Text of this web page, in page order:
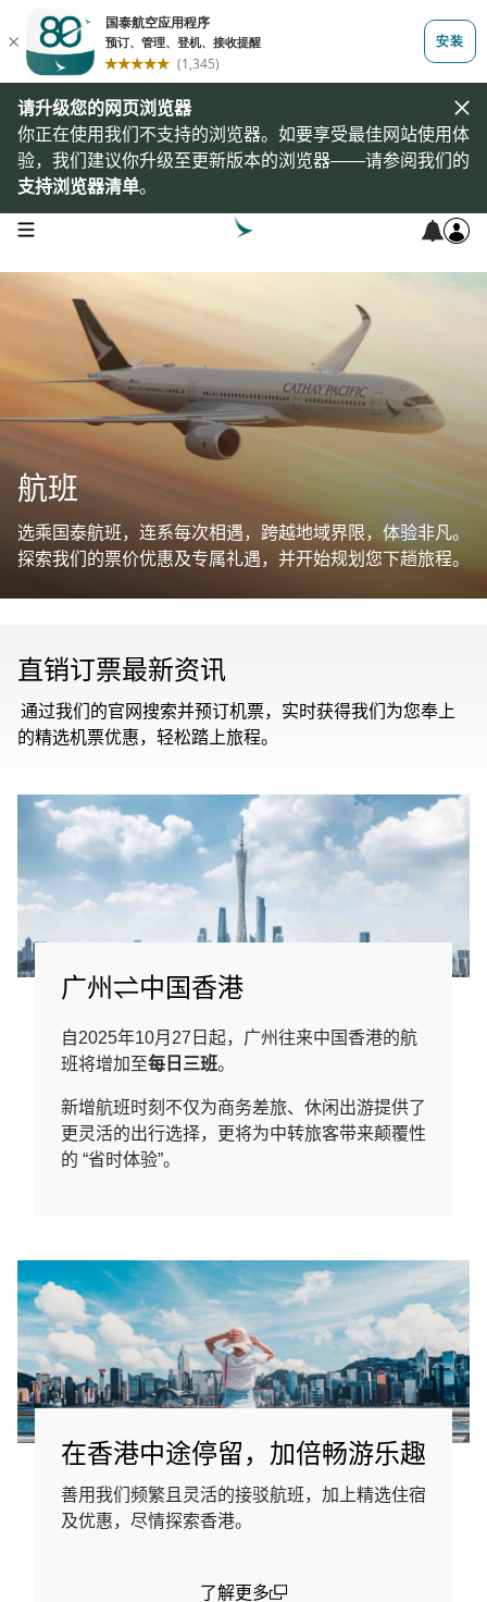
请升级您的网页浏览器
你正在使用我们不支持的浏览器。如要享受最佳网站使用体
验，我们建议你升级至更新版本的浏览器——请参阅我们的
支持浏览器清单。
open navigation menu
航班
选乘国泰航班，连系每次相遇，跨越地域界限，体验非凡。
探索我们的票价优惠及专属礼遇，并开始规划您下趟旅程。
直销订票最新资讯
通过我们的官网搜索并预订机票，实时获得我们为您奉上
的精选机票优惠，轻松踏上旅程。
广州⇌中国香港
自2025年10月27日起，广州往来中国香港的航
班将增加至每日三班。
新增航班时刻不仅为商务差旅、休闲出游提供了
更灵活的出行选择，更将为中转旅客带来颠覆性
的 “省时体验”。
在香港中途停留，加倍畅游乐趣
善用我们频繁且灵活的接驳航班，加上精选住宿
及优惠，尽情探索香港。
了解更多